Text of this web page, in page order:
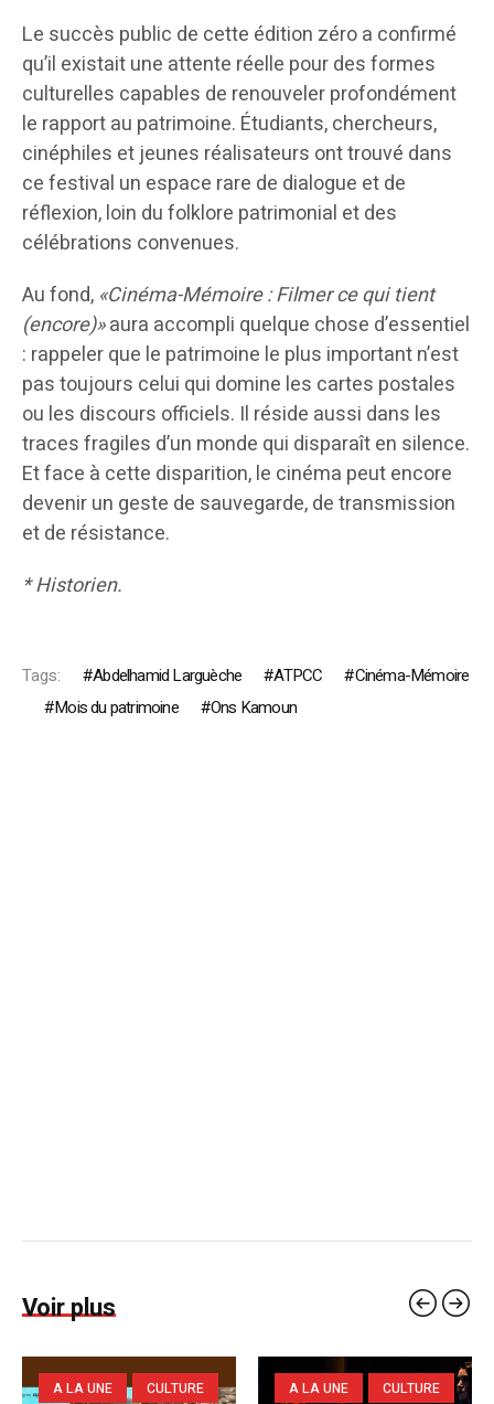
Le succès public de cette édition zéro a confirmé
qu’il existait une attente réelle pour des formes
culturelles capables de renouveler profondément
le rapport au patrimoine. Étudiants, chercheurs,
cinéphiles et jeunes réalisateurs ont trouvé dans
ce festival un espace rare de dialogue et de
réflexion, loin du folklore patrimonial et des
célébrations convenues.
Au fond, «Cinéma-Mémoire : Filmer ce qui tient
(encore)»aura accompli quelque chose d’essentiel
: rappeler que le patrimoine le plus important n’est
pas toujours celui qui domine les cartes postales
ou les discours officiels. Il réside aussi dans les
traces fragiles d’un monde qui disparaît en silence.
Et face à cette disparition, le cinéma peut encore
devenir un geste de sauvegarde, de transmission
et de résistance.
* Historien.
Tags: Abdelhamid Larguèche ATPCC
Cinéma-Mémoire
Mois du patrimoine
Ons Kamoun
Voir plus
A LA UNE CULTURE A LA UNE CULTURE